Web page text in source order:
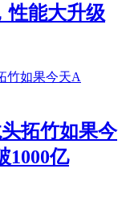
性能大升级
拓竹如果今
1000亿